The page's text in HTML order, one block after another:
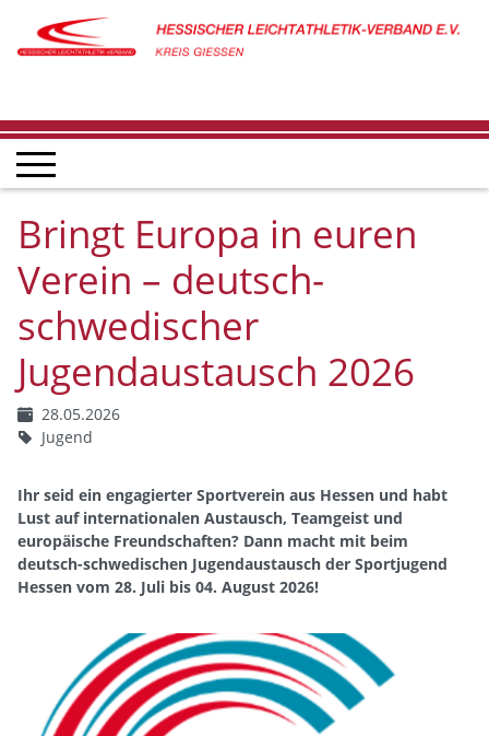
Bringt Europa in euren
Verein – deutsch-
schwedischer
Jugendaustausch 2026
28.05.2026
Jugend
Ihr seid ein engagierter Sportverein aus Hessen und habt
Lust auf internationalen Austausch, Teamgeist und
europäische Freundschaften? Dann macht mit beim
deutsch-schwedischen Jugendaustausch der Sportjugend
Hessen vom 28. Juli bis 04. August 2026!